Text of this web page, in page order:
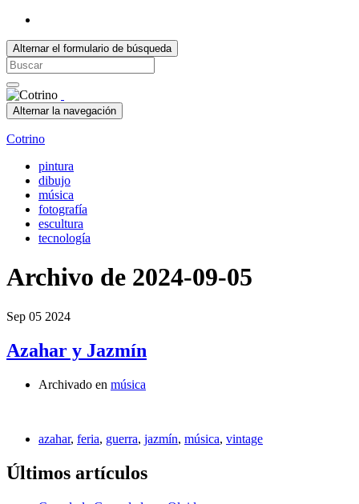
Alternar el formulario de búsqueda
Search
for:
Alternar la navegación
Cotrino
pintura
dibujo
música
fotografía
escultura
tecnología
Archivo de 2024-09-05
Sep 05 2024
Azahar y Jazmín
Archivado en música
azahar, feria, guerra, jazmín, música, vintage
Últimos artículos